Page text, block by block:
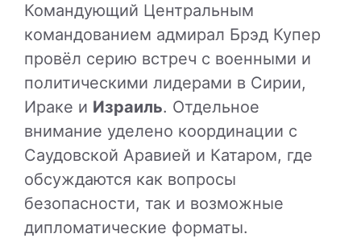
Командующий Центральным
командованием адмирал Брэд Купер
провёл серию встреч с военными и
политическими лидерами в Сирии,
Ираке и Израиль. Отдельное
внимание уделено координации с
Саудовской Аравией и Катаром, где
обсуждаются как вопросы
безопасности, так и возможные
дипломатические форматы.